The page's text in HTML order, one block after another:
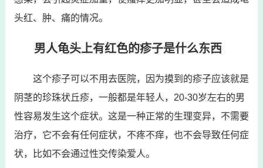
头红、肿、痛的情况。
男人龟头上有红色的疹子是什么东西
这个疹子可以不用去医院，因为摸到的疹子应该就是
阴茎的珍珠状丘疹，一般都是年轻人，20-30岁左右的男
性容易发生这个症状。这是一种正常的生理变异，不需要
治疗，它不会有任何症状，不疼不痒，也不会导致任何症
状，比如不会通过性交传染爱人。